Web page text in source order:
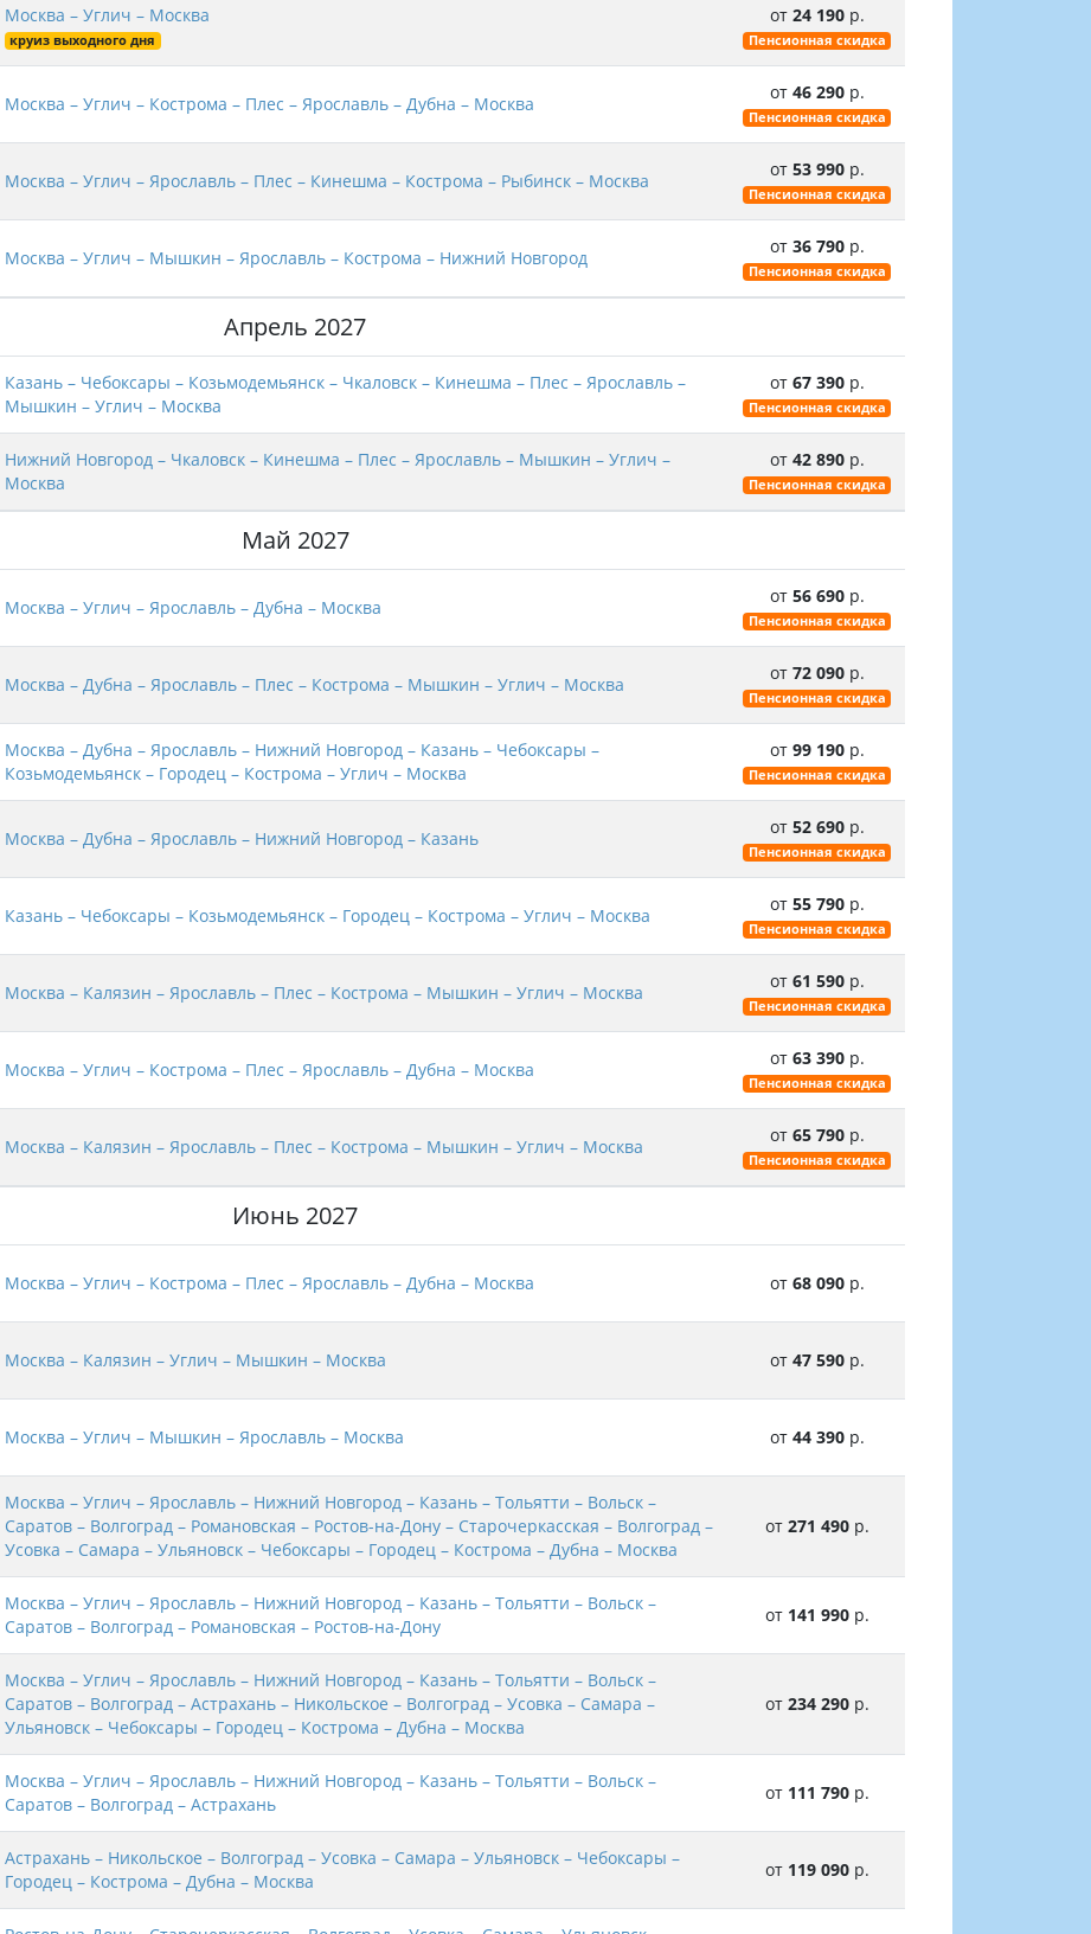
Москва – Углич – Москва
круиз выходного дня
от 24 190р.
Пенсионная скидка
Москва – Углич – Кострома – Плес – Ярославль – Дубна – Москва
от 46 290р.
Пенсионная скидка
Москва – Углич – Ярославль – Плес – Кинешма – Кострома – Рыбинск – Москва
от 53 990р.
Пенсионная скидка
Москва – Углич – Мышкин – Ярославль – Кострома – Нижний Новгород
от 36 790р.
Пенсионная скидка
Апрель 2027
Казань – Чебоксары – Козьмодемьянск – Чкаловск – Кинешма – Плес – Ярославль –
Мышкин – Углич – Москва
от 67 390р.
Пенсионная скидка
Нижний Новгород – Чкаловск – Кинешма – Плес – Ярославль – Мышкин – Углич –
Москва
от 42 890р.
Пенсионная скидка
Май 2027
Москва – Углич – Ярославль – Дубна – Москва
от 56 690р.
Пенсионная скидка
Москва – Дубна – Ярославль – Плес – Кострома – Мышкин – Углич – Москва
от 72 090р.
Пенсионная скидка
Москва – Дубна – Ярославль – Нижний Новгород – Казань – Чебоксары –
Козьмодемьянск – Городец – Кострома – Углич – Москва
от 99 190р.
Пенсионная скидка
Москва – Дубна – Ярославль – Нижний Новгород – Казань
от 52 690р.
Пенсионная скидка
Казань – Чебоксары – Козьмодемьянск – Городец – Кострома – Углич – Москва
от 55 790р.
Пенсионная скидка
Москва – Калязин – Ярославль – Плес – Кострома – Мышкин – Углич – Москва
от 61 590р.
Пенсионная скидка
Москва – Углич – Кострома – Плес – Ярославль – Дубна – Москва
от 63 390р.
Пенсионная скидка
Москва – Калязин – Ярославль – Плес – Кострома – Мышкин – Углич – Москва
от 65 790р.
Пенсионная скидка
Июнь 2027
Москва – Углич – Кострома – Плес – Ярославль – Дубна – Москва от 68 090р.
Москва – Калязин – Углич – Мышкин – Москва от 47 590р.
Москва – Углич – Мышкин – Ярославль – Москва от 44 390р.
Москва – Углич – Ярославль – Нижний Новгород – Казань – Тольятти – Вольск –
Саратов – Волгоград – Романовская – Ростов-на-Дону – Старочеркасская – Волгоград –
Усовка – Самара – Ульяновск – Чебоксары – Городец – Кострома – Дубна – Москва
от 271 490р.
Москва – Углич – Ярославль – Нижний Новгород – Казань – Тольятти – Вольск –
Саратов – Волгоград – Романовская – Ростов-на-Дону
от 141 990р.
Москва – Углич – Ярославль – Нижний Новгород – Казань – Тольятти – Вольск –
Саратов – Волгоград – Астрахань – Никольское – Волгоград – Усовка – Самара –
Ульяновск – Чебоксары – Городец – Кострома – Дубна – Москва
от 234 290р.
Москва – Углич – Ярославль – Нижний Новгород – Казань – Тольятти – Вольск –
Саратов – Волгоград – Астрахань
от 111 790р.
Астрахань – Никольское – Волгоград – Усовка – Самара – Ульяновск – Чебоксары –
Городец – Кострома – Дубна – Москва
от 119 090р.